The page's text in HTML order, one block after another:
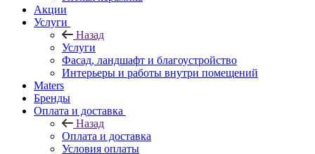
Акции
Услуги
Назад
Услуги
Фасад, ландшафт и благоустройство
Интерьеры и работы внутри помещений
Maters
Бренды
Оплата и доставка
Назад
Оплата и доставка
Условия оплаты